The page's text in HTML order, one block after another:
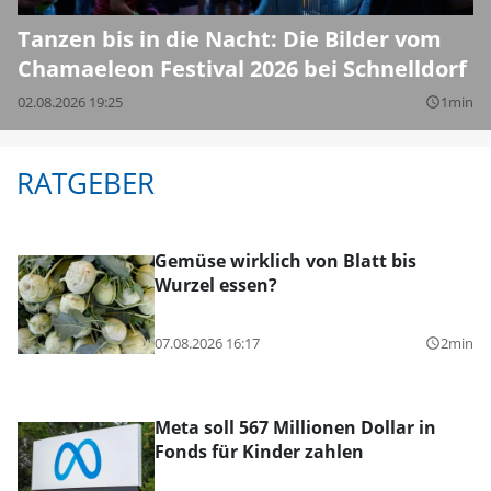
Tanzen bis in die Nacht: Die Bilder vom
Chamaeleon Festival 2026 bei Schnelldorf
02.08.2026 19:25 query_builder1min
RATGEBER
Gemüse wirklich von Blatt bis
Wurzel essen?
07.08.2026 16:17 query_builder2min
Meta soll 567 Millionen Dollar in
Fonds für Kinder zahlen